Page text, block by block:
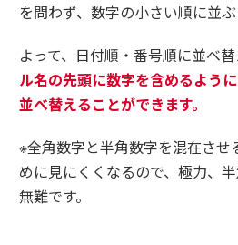
を問わず、数字の小さい順に並ぶ
よって、日付順・番号順に並べ替
ル名の先頭に数字を含めるよう
並べ替えることができます。
※全角数字と半角数字を混在させ
めに見にくくなるので、極力、
無難です。